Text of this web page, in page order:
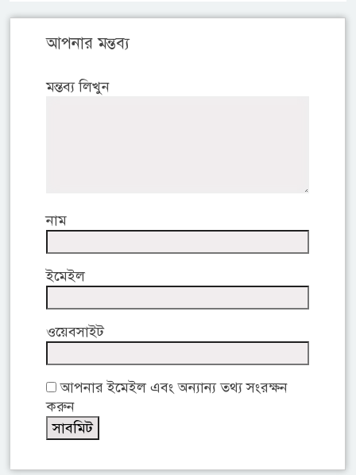
আপনার মন্তব্য
মন্তব্য লিখুন
নাম
ইমেইল
ওয়েবসাইট
আপনার ইমেইল এবং অন্যান্য তথ্য সংরক্ষন
করুন